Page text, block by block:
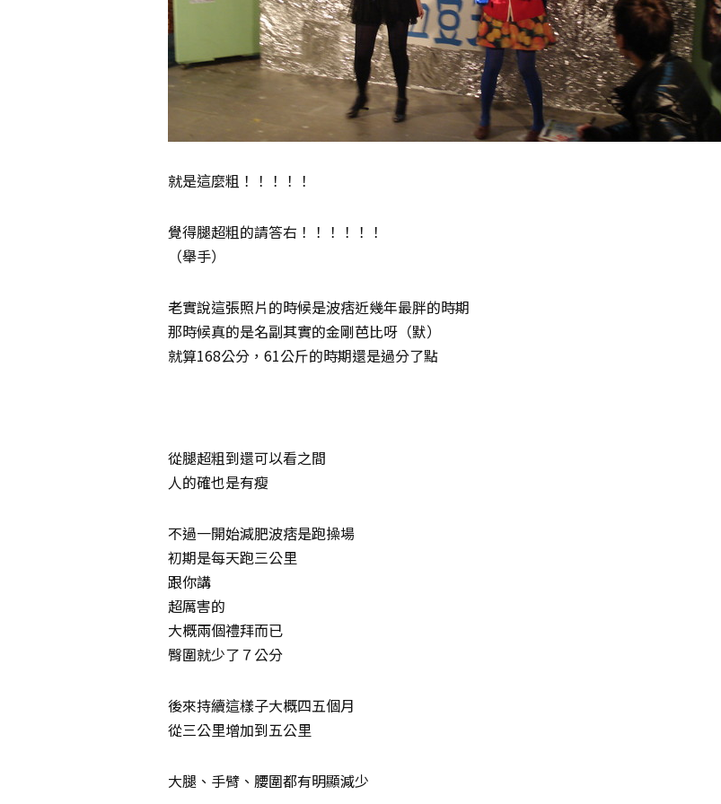
就是這麼粗！！！！！
覺得腿超粗的請答右！！！！！！
（舉手）
老實說這張照片的時候是波痞近幾年最胖的時期
那時候真的是名副其實的金剛芭比呀（默）
就算168公分，61公斤的時期還是過分了點
從腿超粗到還可以看之間
人的確也是有瘦
不過一開始減肥波痞是跑操場
初期是每天跑三公里
跟你講
超厲害的
大概兩個禮拜而已
臀圍就少了７公分
後來持續這樣子大概四五個月
從三公里增加到五公里
大腿、手臂、腰圍都有明顯減少